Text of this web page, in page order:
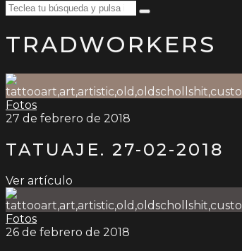
Search
for:
Teclea
búsqueda
TRADWORKERS
Fotos
27 de febrero de 2018
TATUAJE. 27-02-2018
Ver artículo
Fotos
26 de febrero de 2018